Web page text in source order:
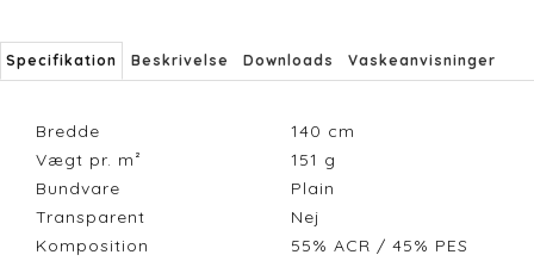
Specifikation Beskrivelse Downloads Vaskeanvisninger
Bredde 140 cm
Vægt pr. m²
151 g
Bundvare
Plain
Transparent
Nej
Komposition
55% ACR / 45% PES